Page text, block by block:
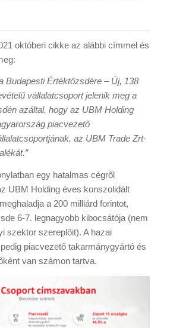
októberi cikke az alábbi címmel és
Budapesti Értéktőzsdére –Új, 138
vállalatcsoport jelenik meg a
azáltal, hogy az UBM Holding
piacvezető
az UBM Trade Zrt-
egy hatalmas cégről
UBM Holding éves konszolidált
a 200 milliárd forintot,
6-7. legnagyobb kibocsátója (nem
szektor szereplőit). A hazai
piacvezető takarmánygyártó és
van számon tartva.